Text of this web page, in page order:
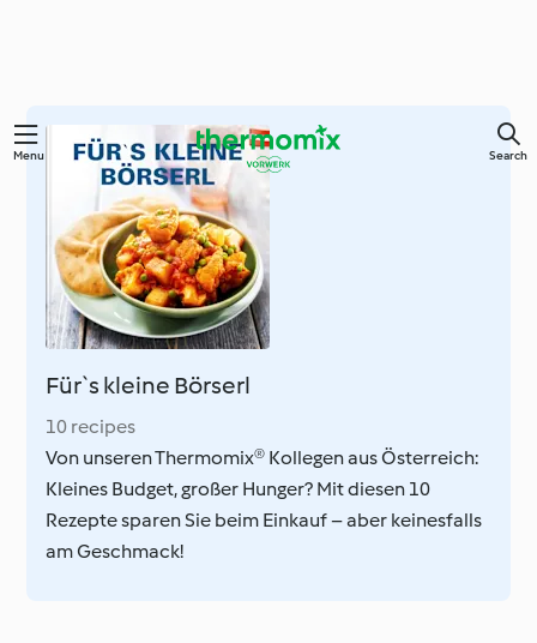
Skip
Menu Search
Für`s kleine Börserl
10 recipes
Von unseren Thermomix® Kollegen aus Österreich:
Kleines Budget, großer Hunger? Mit diesen 10
Rezepte sparen Sie beim Einkauf – aber keinesfalls
am Geschmack!